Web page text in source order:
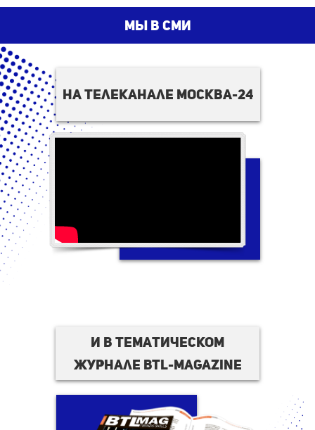
мы в сми
на телеканале москва-24
И в тематическом
журнале BTL-magazine